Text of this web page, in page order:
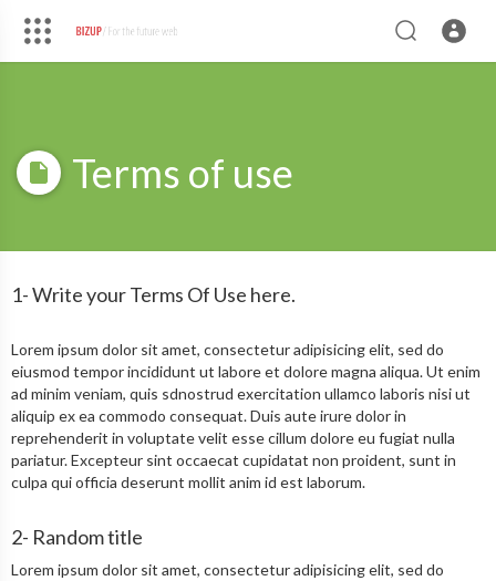
Terms of use
1- Write your Terms Of Use here.
Lorem ipsum dolor sit amet, consectetur adipisicing elit, sed do
eiusmod tempor incididunt ut labore et dolore magna aliqua. Ut enim
ad minim veniam, quis sdnostrud exercitation ullamco laboris nisi ut
aliquip ex ea commodo consequat. Duis aute irure dolor in
reprehenderit in voluptate velit esse cillum dolore eu fugiat nulla
pariatur. Excepteur sint occaecat cupidatat non proident, sunt in
culpa qui officia deserunt mollit anim id est laborum.
2- Random title
Lorem ipsum dolor sit amet, consectetur adipisicing elit, sed do